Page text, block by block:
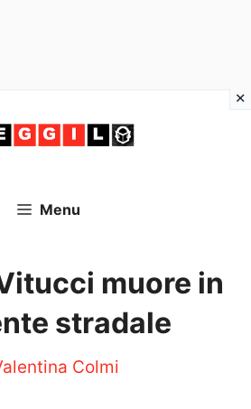
Menu
muore in
stradale
Colmi